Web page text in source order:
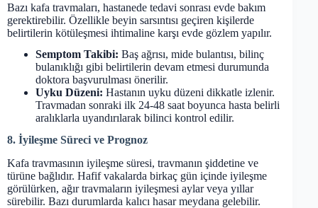
Bazı kafa travmaları, hastanede tedavi sonrası evde bakım
gerektirebilir. Özellikle beyin sarsıntısı geçiren kişilerde
belirtilerin kötüleşmesi ihtimaline karşı evde gözlem yapılır.
Semptom Takibi: Baş ağrısı, mide bulantısı, bilinç
bulanıklığı gibi belirtilerin devam etmesi durumunda
doktora başvurulması önerilir.
Uyku Düzeni: Hastanın uyku düzeni dikkatle izlenir.
Travmadan sonraki ilk 24-48 saat boyunca hasta belirli
aralıklarla uyandırılarak bilinci kontrol edilir.
8. İyileşme Süreci ve Prognoz
Kafa travmasının iyileşme süresi, travmanın şiddetine ve
türüne bağlıdır. Hafif vakalarda birkaç gün içinde iyileşme
görülürken, ağır travmaların iyileşmesi aylar veya yıllar
sürebilir. Bazı durumlarda kalıcı hasar meydana gelebilir.